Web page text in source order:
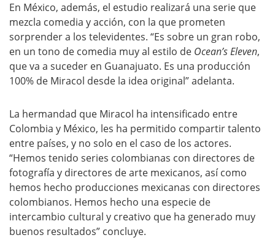
En México, además, el estudio realizará una serie que
mezcla comedia y acción, con la que prometen
sorprender a los televidentes. “Es sobre un gran robo,
en un tono de comedia muy al estilo de Ocean’s Eleven,
que va a suceder en Guanajuato. Es una producción
100% de Miracol desde la idea original” adelanta.
La hermandad que Miracol ha intensificado entre
Colombia y México, les ha permitido compartir talento
entre países, y no solo en el caso de los actores.
“Hemos tenido series colombianas con directores de
fotografía y directores de arte mexicanos, así como
hemos hecho producciones mexicanas con directores
colombianos. Hemos hecho una especie de
intercambio cultural y creativo que ha generado muy
buenos resultados” concluye.